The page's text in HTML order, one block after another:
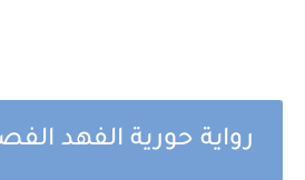
رواية حورية الفهد